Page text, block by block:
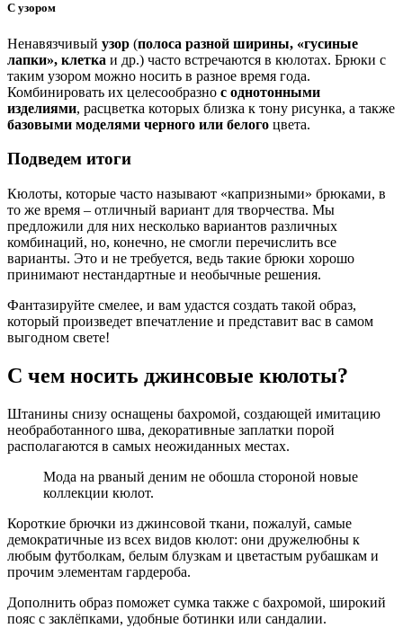
С узором
Ненавязчивый узор (полоса разной ширины, «гусиные
лапки», клетка и др.) часто встречаются в кюлотах. Брюки с
таким узором можно носить в разное время года.
Комбинировать их целесообразно с однотонными
изделиями, расцветка которых близка к тону рисунка, а также
базовыми моделями черного или белого цвета.
Подведем итоги
Кюлоты, которые часто называют «капризными» брюками, в
то же время – отличный вариант для творчества. Мы
предложили для них несколько вариантов различных
комбинаций, но, конечно, не смогли перечислить все
варианты. Это и не требуется, ведь такие брюки хорошо
принимают нестандартные и необычные решения.
Фантазируйте смелее, и вам удастся создать такой образ,
который произведет впечатление и представит вас в самом
выгодном свете!
С чем носить джинсовые кюлоты?
Штанины снизу оснащены бахромой, создающей имитацию
необработанного шва, декоративные заплатки порой
располагаются в самых неожиданных местах.
Мода на рваный деним не обошла стороной новые
коллекции кюлот.
Короткие брючки из джинсовой ткани, пожалуй, самые
демократичные из всех видов кюлот: они дружелюбны к
любым футболкам, белым блузкам и цветастым рубашкам и
прочим элементам гардероба.
Дополнить образ поможет сумка также с бахромой, широкий
пояс с заклёпками, удобные ботинки или сандалии.